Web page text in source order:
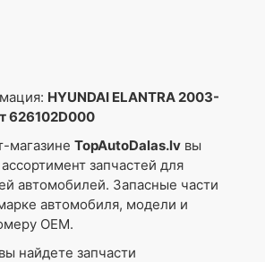
HYUNDAI ELANTRA 2003-
626102D000
магазине TopAutoDalas.lv вы
запчастей для
автомобилей. Запасные части
автомобиля, модели и
OEM.
найдете запчасти